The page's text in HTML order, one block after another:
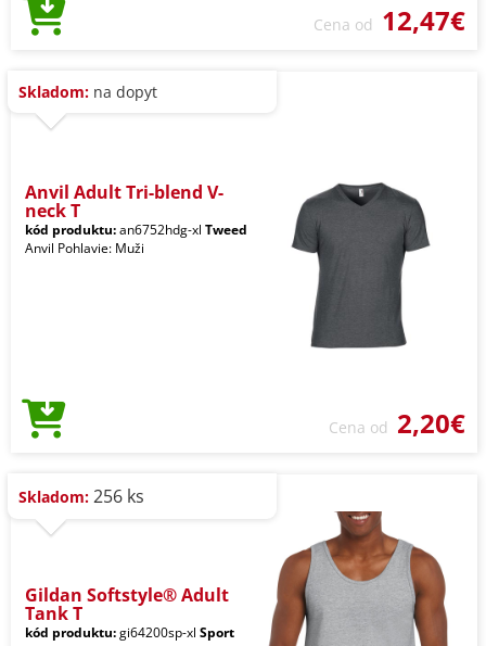
Cena od 12,47€
Skladom: na dopyt
Anvil Adult Tri-blend V-
neck T
kód produktu:an6752hdg-xl Tweed
Anvil Pohlavie: Muži
Cena od 2,20€
Skladom: 256 ks
Gildan Softstyle® Adult
Tank T
kód produktu:gi64200sp-xl Sport